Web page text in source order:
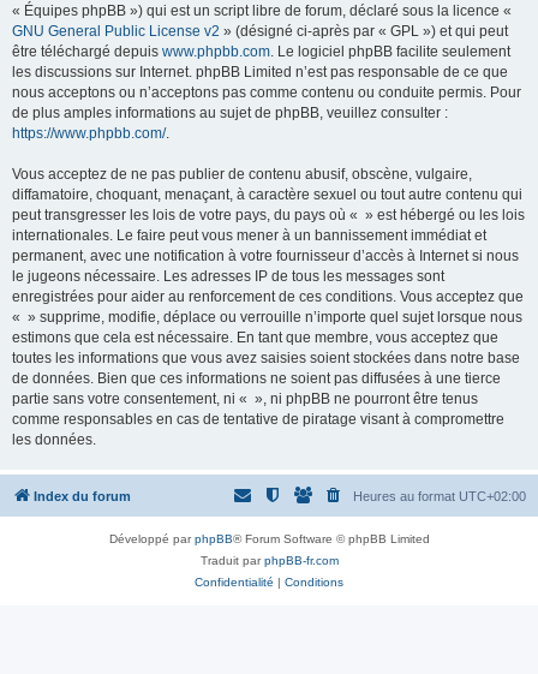
« Équipes phpBB ») qui est un script libre de forum, déclaré sous la licence «
GNU General Public License v2 » (désigné ci-après par « GPL ») et qui peut
être téléchargé depuis www.phpbb.com. Le logiciel phpBB facilite seulement
les discussions sur Internet. phpBB Limited n’est pas responsable de ce que
nous acceptons ou n’acceptons pas comme contenu ou conduite permis. Pour
de plus amples informations au sujet de phpBB, veuillez consulter :
https://www.phpbb.com/.
Vous acceptez de ne pas publier de contenu abusif, obscène, vulgaire,
diffamatoire, choquant, menaçant, à caractère sexuel ou tout autre contenu qui
peut transgresser les lois de votre pays, du pays où « » est hébergé ou les lois
internationales. Le faire peut vous mener à un bannissement immédiat et
permanent, avec une notification à votre fournisseur d’accès à Internet si nous
le jugeons nécessaire. Les adresses IP de tous les messages sont
enregistrées pour aider au renforcement de ces conditions. Vous acceptez que
« » supprime, modifie, déplace ou verrouille n’importe quel sujet lorsque nous
estimons que cela est nécessaire. En tant que membre, vous acceptez que
toutes les informations que vous avez saisies soient stockées dans notre base
de données. Bien que ces informations ne soient pas diffusées à une tierce
partie sans votre consentement, ni « », ni phpBB ne pourront être tenus
comme responsables en cas de tentative de piratage visant à compromettre
les données.
Index du forum Heures au format UTC+02:00
Développé parphpBB® Forum Software © phpBB Limited
Traduit parphpBB-fr.com
Confidentialité | Conditions